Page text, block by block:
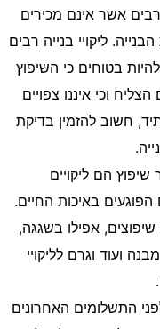
אשר אינם מכירים
ליקויי בנייה רבים
בטוחים כי השיפוץ
וכי איננו צפויים
חשוב להזמין בדיקת
שיפוץ הם ליקויים
באיכות החיים.
אפילו בשגגה,
ועוד וגרם לליקויי
התשלומים האחרונים